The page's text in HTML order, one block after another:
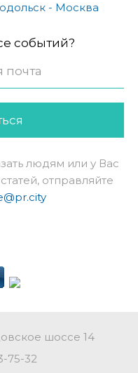
- Москва
событий?
людям или у Вас
отправляйте
шоссе 14
75-32